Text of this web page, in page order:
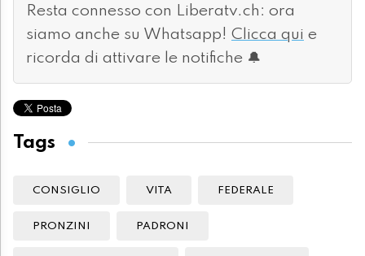
Resta connesso con Liberatv.ch: ora
siamo anche su Whatsapp! Clicca qui e
ricorda di attivare le notifiche 🔔
Tags
CONSIGLIO VITA FEDERALE
PRONZINI PADRONI